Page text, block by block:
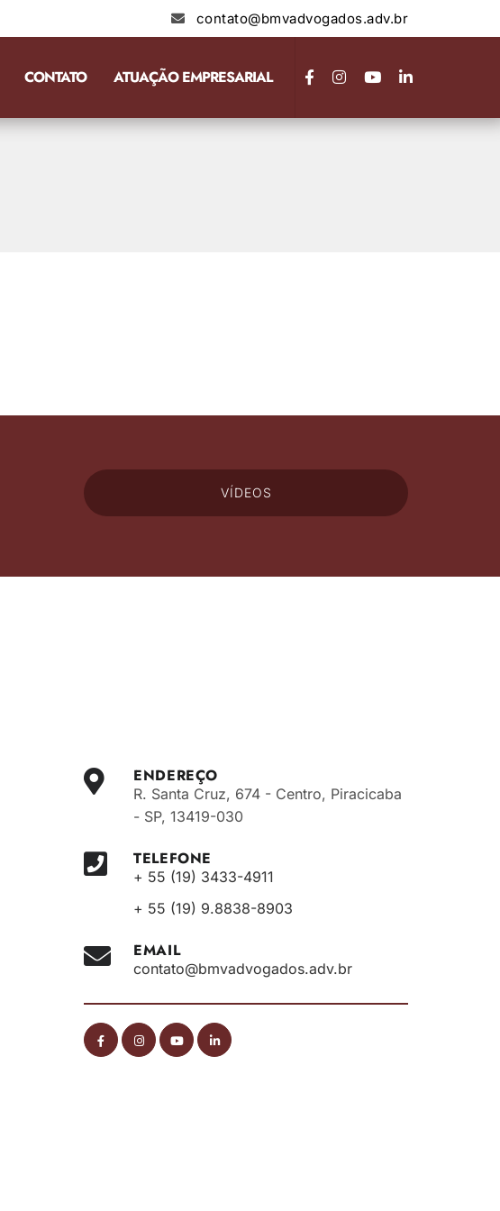
contato@bmvadvogados.adv.br
CONTATO ATUAÇÃO EMPRESARIAL
VÍDEOS
ENDEREÇO
R. Santa Cruz, 674 - Centro, Piracicaba
- SP, 13419-030
TELEFONE
+ 55 (19) 3433-4911
+ 55 (19) 9.8838-8903
EMAIL
contato@bmvadvogados.adv.br